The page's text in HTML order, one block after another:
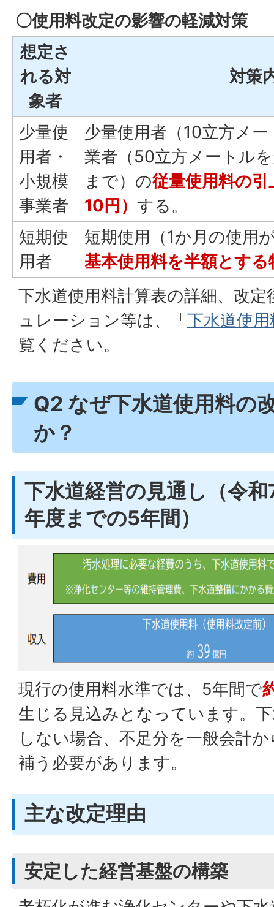
〇使用料改定の影響の軽減対策
想定さ
れる対
象者
対策
少量使
用者・
小規模
事業者
少量使用者（10立方メ
業者（50立方メートル
まで）の従量使用料の
10円） する。
短期使
用者
短期使用（1か月の使用
基本使用料を半額とする
下水道使用料計算表の詳細、改
ュレーション等は、「下水道使
覧ください。
Q2 なぜ下水道使用料の
か？
下水道経営の見通し（令
年度までの5年間）
現行の使用料水準では、5年間で
生じる見込みとなっています。
しない場合、不足分を一般会計
補う必要があります。
主な改定理由
安定した経営基盤の構築